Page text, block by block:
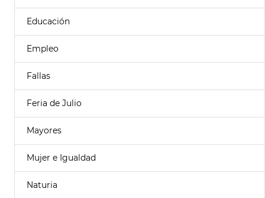
Educación
Empleo
Fallas
Feria de Julio
Mayores
Mujer e Igualdad
Naturia